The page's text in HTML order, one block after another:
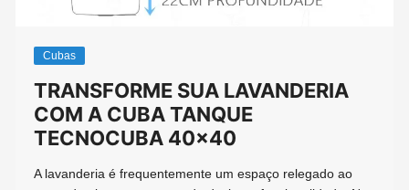
Cubas
TRANSFORME SUA LAVANDERIA
COM A CUBA TANQUE
TECNOCUBA 40×40
A lavanderia é frequentemente um espaço relegado ao